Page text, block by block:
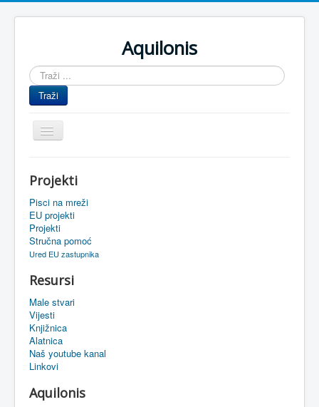
Aquilonis
Traži
...
Traži
Prikaz/Sakrivanje
navigacije
Upravljanje znanjem
Obrazovanje
Upravljanje projektima
Oaza
Sistemski alati
eMapa
Projekti
Pisci na mreži
EU projekti
Projekti
Stručna pomoć
Ured EU zastupnika
Resursi
Male stvari
Vijesti
Knjižnica
Alatnica
Naš youtube kanal
Linkovi
Aquilonis